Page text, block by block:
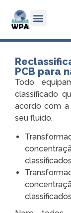
Todo
classificado
acordo com
seu fluido.
PCB para